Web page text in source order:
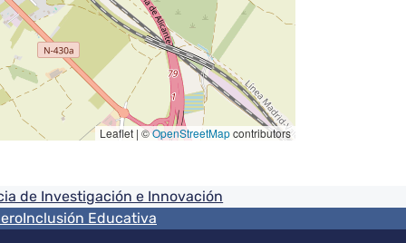
Leaflet | ©OpenStreetMapcontributors
de Investigación e Innovación
Inclusión Educativa